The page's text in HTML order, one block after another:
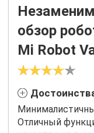
обзор
Mi Robot
Отличный